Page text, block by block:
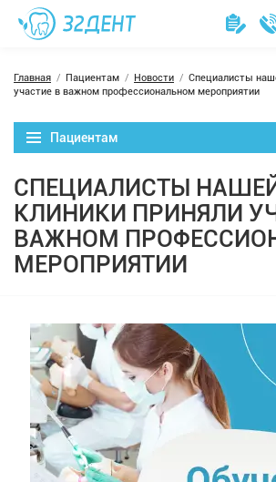
Главная Пациентам Новости
Специалисты
участие в важном профессиональном мероприятии
Пациентам
СПЕЦИАЛИСТЫ
КЛИНИКИ ПРИНЯЛИ
ВАЖНОМ
МЕРОПРИЯТИИ